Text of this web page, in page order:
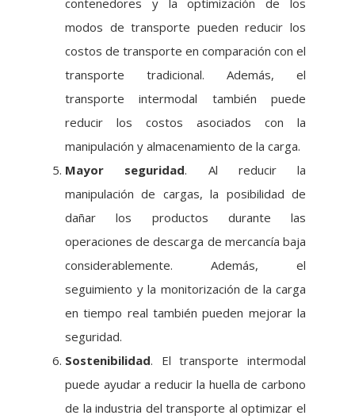
contenedores y la optimización de los
modos de transporte pueden reducir los
costos de transporte en comparación con el
transporte tradicional. Además, el
transporte intermodal también puede
reducir los costos asociados con la
manipulación y almacenamiento de la carga.
Mayor seguridad. Al reducir la
manipulación de cargas, la posibilidad de
dañar los productos durante las
operaciones de descarga de mercancía baja
considerablemente. Además, el
seguimiento y la monitorización de la carga
en tiempo real también pueden mejorar la
seguridad.
Sostenibilidad. El transporte intermodal
puede ayudar a reducir la huella de carbono
de la industria del transporte al optimizar el